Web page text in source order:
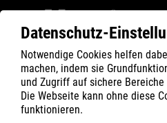
Datenschutz-
Notwendige Cookies helfen
machen, indem sie
und Zugriff auf sichere
Die Webseite kann ohne diese
funktionieren.
ATLAS Termék keresése